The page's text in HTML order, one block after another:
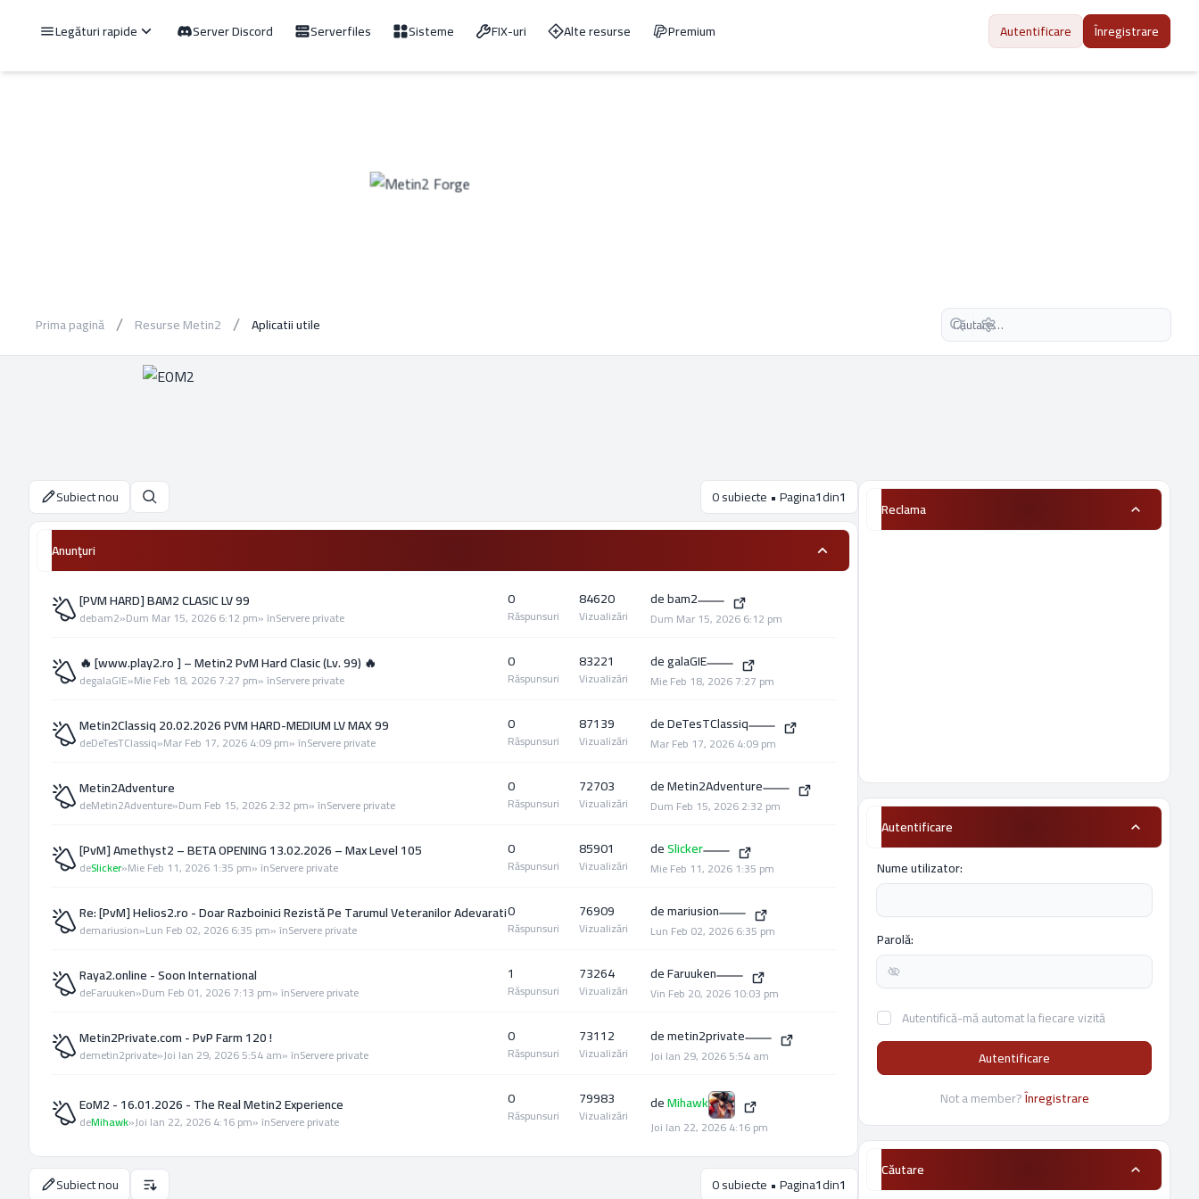
Legături rapide Server Discord Serverfiles Sisteme FIX-uri Alte resurse Premium Autentificare Înregistrare
Prima pagină Resurse Metin2 Aplicatii utile Căutare avansată
Subiect nou Căutare 0 subiecte • Pagina1din1
Anunţuri
[PVM HARD] BAM2 CLASIC LV 99
debam2»Dum Mar 15, 2026 6:12 pm» înServere private
0
Răspunsuri
84620
Vizualizări
debam2
Dum Mar 15, 2026 6:12 pm
🔥 [www.play2.ro ] – Metin2 PvM Hard Clasic (Lv. 99) 🔥
degalaGIE»Mie Feb 18, 2026 7:27 pm» înServere private
0
Răspunsuri
83221
Vizualizări
degalaGIE
Mie Feb 18, 2026 7:27 pm
Metin2Classiq 20.02.2026 PVM HARD-MEDIUM LV MAX 99
deDeTesTClassiq»Mar Feb 17, 2026 4:09 pm» înServere private
0
Răspunsuri
87139
Vizualizări
deDeTesTClassiq
Mar Feb 17, 2026 4:09 pm
Metin2Adventure
deMetin2Adventure»Dum Feb 15, 2026 2:32 pm» înServere private
0
Răspunsuri
72703
Vizualizări
deMetin2Adventure
Dum Feb 15, 2026 2:32 pm
[PvM] Amethyst2 – BETA OPENING 13.02.2026 – Max Level 105
deSlicker»Mie Feb 11, 2026 1:35 pm» înServere private
0
Răspunsuri
85901
Vizualizări
deSlicker
Mie Feb 11, 2026 1:35 pm
Re: [PvM] Helios2.ro - Doar Razboinici Rezistă Pe Tarumul Veteranilor Adevarati
demariusion»Lun Feb 02, 2026 6:35 pm» înServere private
0
Răspunsuri
76909
Vizualizări
demariusion
Lun Feb 02, 2026 6:35 pm
Raya2.online - Soon International
deFaruuken»Dum Feb 01, 2026 7:13 pm» înServere private
1
Răspunsuri
73264
Vizualizări
deFaruuken
Vin Feb 20, 2026 10:03 pm
Metin2Private.com - PvP Farm 120 !
demetin2private»Joi Ian 29, 2026 5:54 am» înServere private
0
Răspunsuri
73112
Vizualizări
demetin2private
Joi Ian 29, 2026 5:54 am
EoM2 - 16.01.2026 - The Real Metin2 Experience
deMihawk»Joi Ian 22, 2026 4:16 pm» înServere private
0
Răspunsuri
79983
Vizualizări
deMihawk
Joi Ian 22, 2026 4:16 pm
Subiect nou Opţiuni de sortare şi afişare. 0 subiecte • Pagina1din1
Reclama
Autentificare
Nume utilizator:
Parolă:
Autentifică-mă automat la fiecare vizită
Autentificare
Not a member?Înregistrare
Căutare